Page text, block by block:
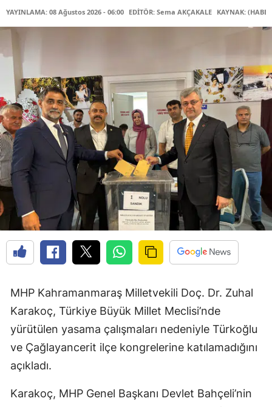
YAYINLAMA: 08 Ağustos 2026 - 06:00 EDİTÖR: Sema AKÇAKALE KAYNAK:
MHP Kahramanmaraş Milletvekili Doç. Dr. Zuhal
Karakoç, Türkiye Büyük Millet Meclisi’nde
yürütülen yasama çalışmaları nedeniyle Türkoğlu
ve Çağlayancerit ilçe kongrelerine katılamadığını
açıkladı.
Karakoç, MHP Genel Başkanı Devlet Bahçeli’nin